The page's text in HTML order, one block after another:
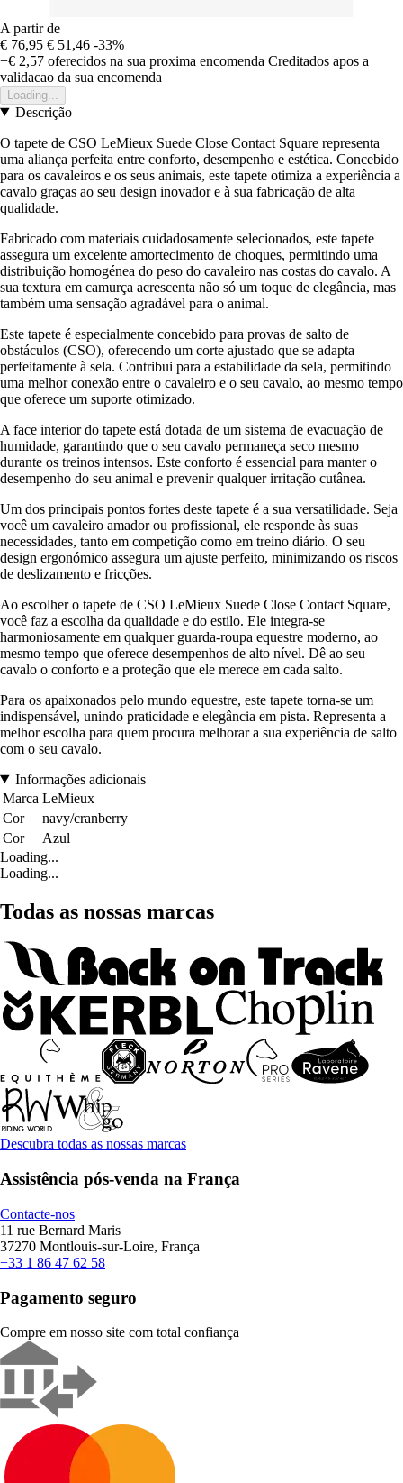
A partir de
€ 76,95 € 51,46 -33%
+€ 2,57 oferecidos na sua proxima encomenda Creditados apos a
validacao da sua encomenda
Loading...
Descrição
O tapete de CSO LeMieux Suede Close Contact Square representa
uma aliança perfeita entre conforto, desempenho e estética. Concebido
para os cavaleiros e os seus animais, este tapete otimiza a experiência a
cavalo graças ao seu design inovador e à sua fabricação de alta
qualidade.
Fabricado com materiais cuidadosamente selecionados, este tapete
assegura um excelente amortecimento de choques, permitindo uma
distribuição homogénea do peso do cavaleiro nas costas do cavalo. A
sua textura em camurça acrescenta não só um toque de elegância, mas
também uma sensação agradável para o animal.
Este tapete é especialmente concebido para provas de salto de
obstáculos (CSO), oferecendo um corte ajustado que se adapta
perfeitamente à sela. Contribui para a estabilidade da sela, permitindo
uma melhor conexão entre o cavaleiro e o seu cavalo, ao mesmo tempo
que oferece um suporte otimizado.
A face interior do tapete está dotada de um sistema de evacuação de
humidade, garantindo que o seu cavalo permaneça seco mesmo
durante os treinos intensos. Este conforto é essencial para manter o
desempenho do seu animal e prevenir qualquer irritação cutânea.
Um dos principais pontos fortes deste tapete é a sua versatilidade. Seja
você um cavaleiro amador ou profissional, ele responde às suas
necessidades, tanto em competição como em treino diário. O seu
design ergonómico assegura um ajuste perfeito, minimizando os riscos
de deslizamento e fricções.
Ao escolher o tapete de CSO LeMieux Suede Close Contact Square,
você faz a escolha da qualidade e do estilo. Ele integra-se
harmoniosamente em qualquer guarda-roupa equestre moderno, ao
mesmo tempo que oferece desempenhos de alto nível. Dê ao seu
cavalo o conforto e a proteção que ele merece em cada salto.
Para os apaixonados pelo mundo equestre, este tapete torna-se um
indispensável, unindo praticidade e elegância em pista. Representa a
melhor escolha para quem procura melhorar a sua experiência de salto
com o seu cavalo.
Informações adicionais
Marca LeMieux
Cor
navy/cranberry
Cor
Azul
Loading...
Loading...
Todas as nossas marcas
Descubra todas as nossas marcas
Assistência pós-venda na França
Contacte-nos
11 rue Bernard Maris
37270 Montlouis-sur-Loire, França
+33 1 86 47 62 58
Pagamento seguro
Compre em nosso site com total confiança